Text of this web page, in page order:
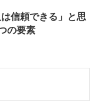
信頼できる」と思
の要素